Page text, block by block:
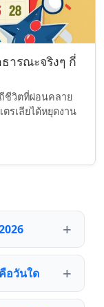
ารณะจริงๆ กี่
ชีวิตที่ผ่อนคลาย
รเลียได้หยุดงาน
อวันใด